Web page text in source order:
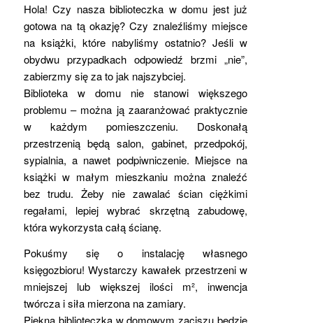
Hola! Czy nasza biblioteczka w domu jest już
gotowa na tą okazję? Czy znaleźliśmy miejsce
na książki, które nabyliśmy ostatnio? Jeśli w
obydwu przypadkach odpowiedź brzmi „nie”,
zabierzmy się za to jak najszybciej.
Biblioteka w domu nie stanowi większego
problemu – można ją zaaranżować praktycznie
w każdym pomieszczeniu. Doskonałą
przestrzenią będą salon, gabinet, przedpokój,
sypialnia, a nawet podpiwniczenie. Miejsce na
książki w małym mieszkaniu można znaleźć
bez trudu. Żeby nie zawalać ścian ciężkimi
regałami, lepiej wybrać skrzętną zabudowę,
która wykorzysta całą ścianę.
Pokuśmy się o instalację własnego
księgozbioru! Wystarczy kawałek przestrzeni w
mniejszej lub większej ilości m², inwencja
twórcza i siła mierzona na zamiary.
Piękna biblioteczka w domowym zaciszu będzie